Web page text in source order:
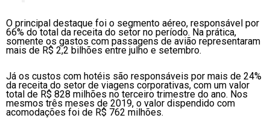
O principal destaque foi o segmento aéreo, responsável por
66% do total da receita do setor no período. Na prática,
somente os gastos com passagens de avião representaram
mais de R$ 2,2 bilhões entre julho e setembro.
Já os custos com hotéis são responsáveis por mais de 24%
da receita do setor de viagens corporativas, com um valor
total de R$ 828 milhões no terceiro trimestre do ano. Nos
mesmos três meses de 2019, o valor dispendido com
acomodações foi de R$ 762 milhões.